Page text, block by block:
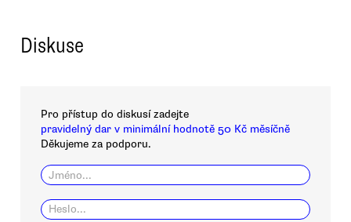
Diskuse
Pro přístup do diskusí zadejte
pravidelný dar v minimální hodnotě 50 Kč měsíčně
Děkujeme za podporu.